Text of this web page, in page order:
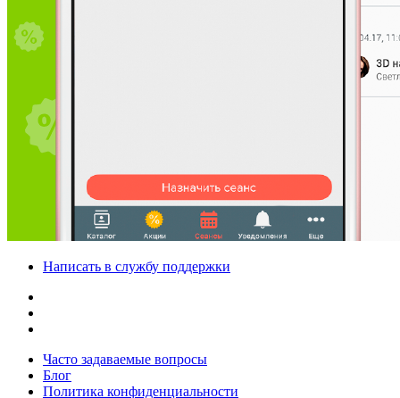
Написать в службу поддержки
Часто задаваемые вопросы
Блог
Политика конфиденциальности